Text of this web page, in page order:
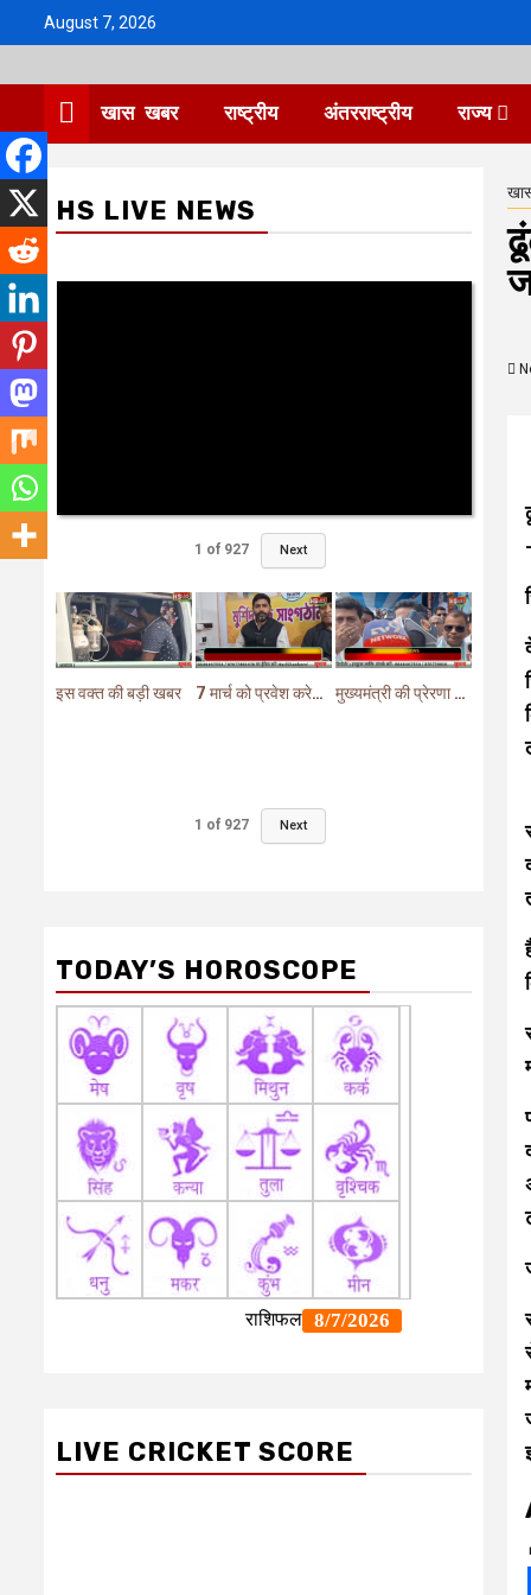
August 7, 2026
खास खबर राष्ट्रीय अंतरराष्ट्रीय राज्य
HS LIVE NEWS
1 of 927 Next
इस वक्त की बड़ी खबर 7 मार्च को प्रवेश करेगा मुर्शिदाबाद में बीजेपी का परिवर्तन यात्रा रथ मुख्यमंत्री की प्रेरणा से दो महत्वपूर्ण योजनाओं का हुआ शिलान्यास
1 of 927 Next
TODAY’S HOROSCOPE
LIVE CRICKET SCORE